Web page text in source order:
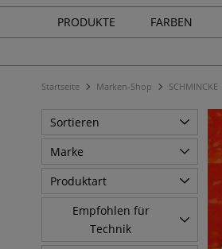
PRODUKTE FARBEN
Startseite Marken-Shop SCHMINCKE
Sortieren
Marke
Produktart
Empfohlen für
Technik